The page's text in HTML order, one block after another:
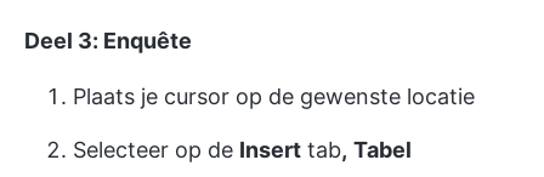
Deel 3: Enquête
Plaats je cursor op de gewenste locatie
Selecteer op de Insert tab, Tabel